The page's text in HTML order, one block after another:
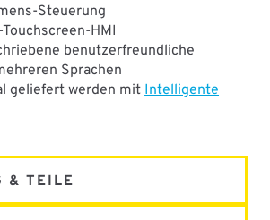
Steuerung
HMI
benutzerfreundliche
Sprachen
geliefert werden mit Intelligente
& TEILE